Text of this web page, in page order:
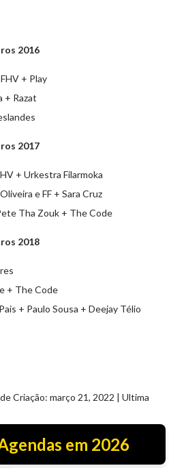
2016
+ Play
+ Razat
2017
+ Urkestra Filarmoka
e FF + Sara Cruz
Tha Zouk + The Code
2018
+ The Code
+ Paulo Sousa + Deejay Télio
Criação: março 21, 2022 | Ultima
em 2026